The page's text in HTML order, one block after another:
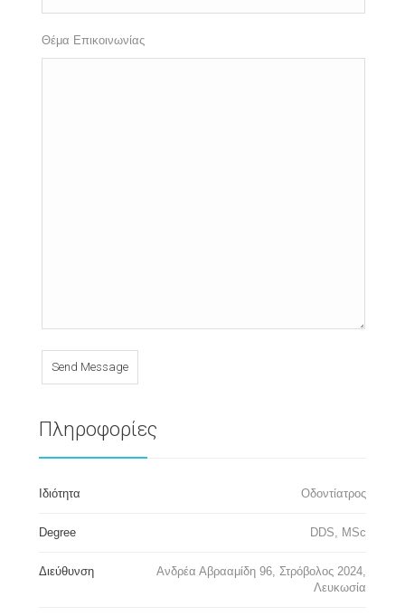
Θέμα Επικοινωνίας
Send Message
Πληροφορίες
Ιδιότητα Οδοντίατρος
Degree DDS, MSc
Διεύθυνση
Ανδρέα Αβρααμίδη 96, Στρόβολος 2024,
Λευκωσία